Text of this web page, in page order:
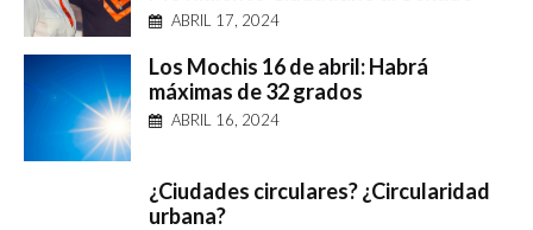
ABRIL 17, 2024
Los Mochis 16 de abril: Habrá
máximas de 32 grados
ABRIL 16, 2024
¿Ciudades circulares? ¿Circularidad
urbana?